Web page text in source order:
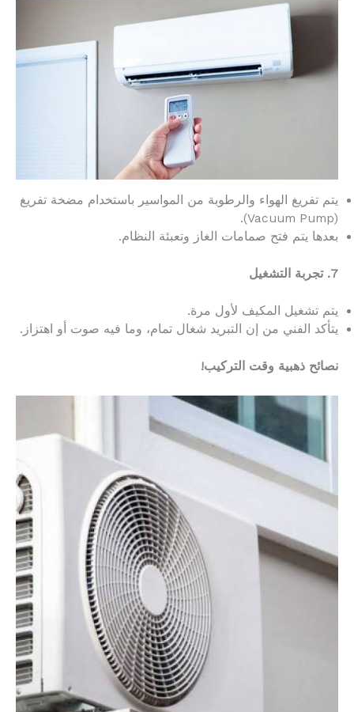
يتم تفريغ الهواء والرطوبة من المواسير باستخدام مضخة تفريغ
(Vacuum Pump).
بعدها يتم فتح صمامات الغاز وتعبئة النظام.
7. تجربة التشغيل
يتم تشغيل المكيف لأول مرة.
يتأكد الفني من إن التبريد شغال تمام، وما فيه صوت أو اهتزاز.
نصائح ذهبية وقت التركيب!